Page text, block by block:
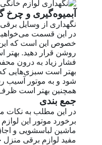
آبمیوه‌گیری و
نگهداری از وسایل
در این قسمت
خصوص این است که این
روشن قرار دهید. بهتر
فشار زیاد به درون
بهتر است سبزی‌هایی که
شود و به موتور آسیب
همچنین بهتر است ظرف
جمع بندی
در این مطلب به نکات
برخورد موتور این
ماشین لباسشویی و
مفید لوازم برقی منزل